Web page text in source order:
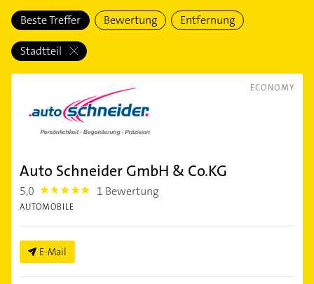
Beste Treffer Bewertung Entfernung
Stadtteil
ECONOMY
Auto Schneider GmbH & Co.KG
5,0 5.0 1 Bewertung
AUTOMOBILE
E-Mail